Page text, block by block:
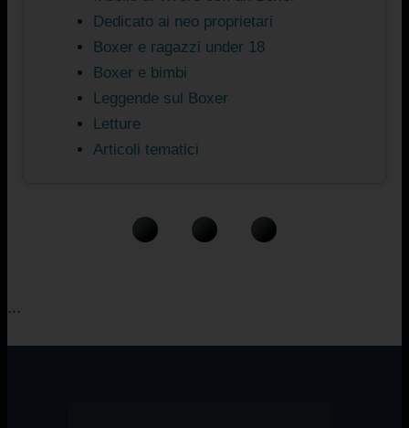
Dedicato ai neo proprietari
Boxer e ragazzi under 18
Boxer e bimbi
Leggende sul Boxer
Letture
Articoli tematici
...